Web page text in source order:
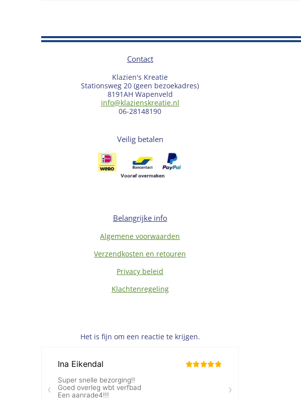
Contact
Klazien's Kreatie
Stationsweg 20 (geen bezoekadres)
8191AH Wapenveld
info@klazienskreatie.nl
06-28148190
Veilig betalen
Belangrijke info
Algemene voorwaarden
Verzendkosten en retouren
Privacy beleid
Klachtenregeling
Het is fijn om een reactie te krijgen.